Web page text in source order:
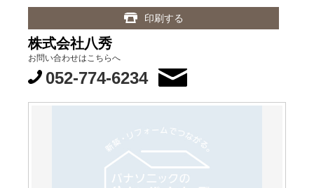
株式会社八秀
お問い合わせはこちらへ
052-774-6234
印刷する